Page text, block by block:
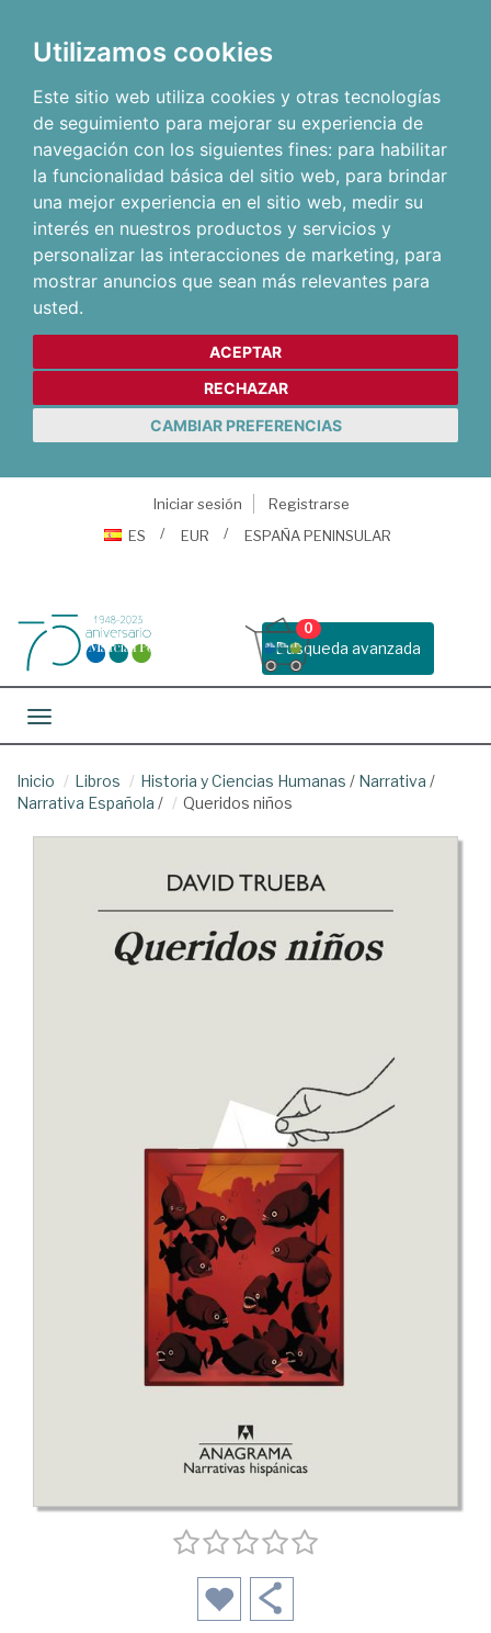
Utilizamos cookies
Este sitio web utiliza cookies y otras tecnologías
de seguimiento para mejorar su experiencia de
navegación con los siguientes fines: para habilitar
la funcionalidad básica del sitio web, para brindar
una mejor experiencia en el sitio web, medir su
interés en nuestros productos y servicios y
personalizar las interacciones de marketing, para
mostrar anuncios que sean más relevantes para
usted.
ACEPTAR
RECHAZAR
CAMBIAR PREFERENCIAS
Iniciar sesión
Registrarse
ES
EUR ESPAÑA PENINSULAR
Busqueda avanzada
0
Toggle navigation
Inicio Libros Historia y Ciencias Humanas / Narrativa /
Narrativa Española / Queridos niños